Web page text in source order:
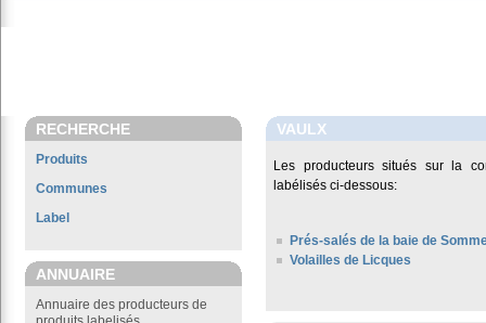
RECHERCHE
Produits
Communes
Label
ANNUAIRE
Annuaire des producteurs de
VAULX
Les producteurs situés sur la
labélisés ci-dessous:
Prés-salés de la baie de
Volailles de Licques